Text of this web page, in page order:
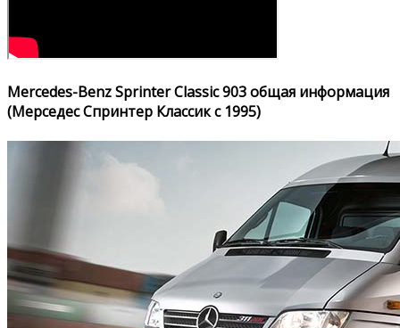
Mercedes-Benz Sprinter Classic 903 общая информация
(Мерседес Спринтер Классик с 1995)